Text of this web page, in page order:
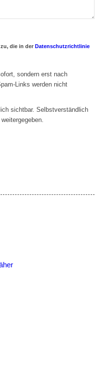
die in der Datenschutzrichtlinie
sondern erst nach
Links werden nicht
sichtbar. Selbstverständlich